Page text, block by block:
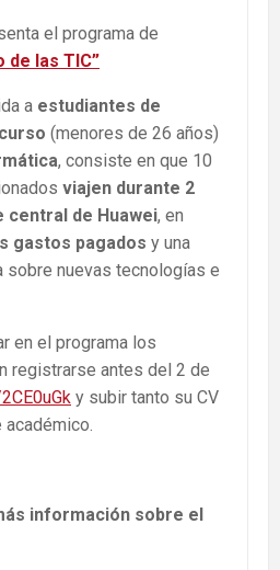
el programa de
de las TIC”
a estudiantes de
(menores de 26 años)
, consiste en que 10
viajen durante 2
central de Huawei, en
gastos pagados y una
sobre nuevas tecnologías e
en el programa los
registrarse antes del 2 de
y subir tanto su CV
información sobre el